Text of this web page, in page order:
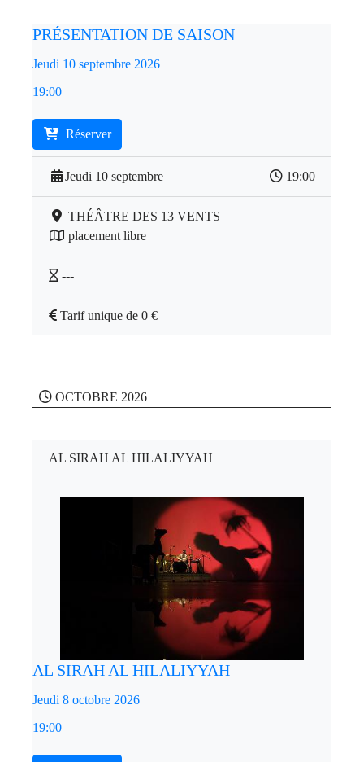
PRÉSENTATION DE SAISON
Jeudi 10 septembre 2026
19:00
Réserver
Jeudi 10 septembre 19:00
THÉÂTRE DES 13 VENTS
placement libre
---
Tarif unique de 0 €
OCTOBRE 2026
AL SIRAH AL HILALIYYAH
AL SIRAH AL HILALIYYAH
Jeudi 8 octobre 2026
19:00